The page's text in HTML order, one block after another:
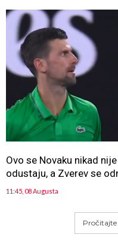
Ovo se Novaku nikad
odustaju, a Zverev se
11:45, 08 Augusta
Pročitajte